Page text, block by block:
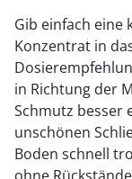
Gib einfach eine
Konzentrat in
in Richtung der
Schmutz besser
unschönen
Boden schnell